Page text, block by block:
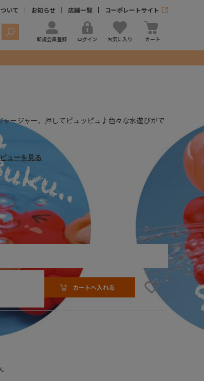
いて お知らせ 店舗一覧 コーポレートサイト
検索
新規会員登録 ログイン お気に入り カート
ャージャー、押してピュッピュ♪色々な水遊びがで
ューを見る
カートへ入れる